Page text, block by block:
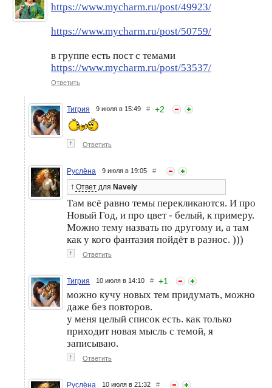
https://www.mycharm.ru/post/49923/
https://www.mycharm.ru/post/50759/
в группе есть пост с темами
https://www.mycharm.ru/post/53537/
Ответить
Тигрия 9 июля в 15:49 # +2
↑ Ответить
Руслёна 9 июля в 19:05 #
↑ Ответ для Navely
Там всё равно темы перекликаются. И про
Новый Год, и про цвет - белый, к примеру.
Можно тему назвать по другому и, а там
как у кого фантазия пойдёт в разнос. )))
↑ Ответить
Тигрия 10 июля в 14:10 # +1
можно кучу новых тем придумать, можно
даже без повторов.
у меня целый список есть. как только
приходит новая мысль с темой, я
записываю.
↑ Ответить
Руслёна 10 июля в 21:32 #